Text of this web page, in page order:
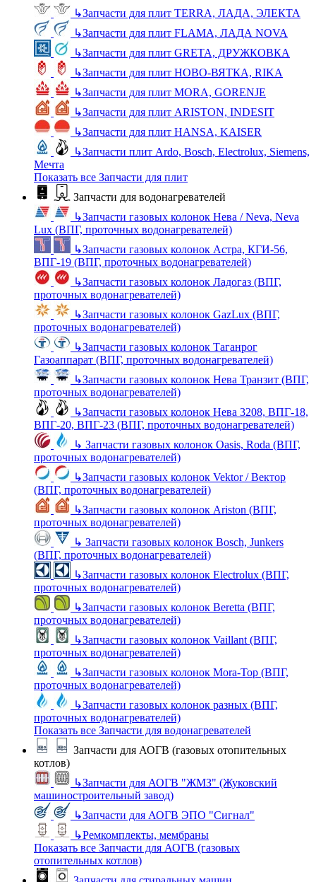
↳Запчасти для плит TERRA, ЛАДА, ЭЛЕКТА
↳Запчасти для плит FLAMA, ЛАДА NOVA
↳Запчасти для плит GRETA, ДРУЖКОВКА
↳Запчасти для плит НОВО-ВЯТКА, RIKA
↳Запчасти для плит MORA, GORENJE
↳Запчасти для плит ARISTON, INDESIT
↳Запчасти для плит HANSA, KAISER
↳Запчасти плит Ardo, Bosch, Electrolux, Siemens,
Мечта
Показать все Запчасти для плит
Запчасти для водонагревателей
↳Запчасти газовых колонок Нева / Neva, Neva
Lux (ВПГ, проточных водонагревателей)
↳Запчасти газовых колонок Астра, КГИ-56,
ВПГ-19 (ВПГ, проточных водонагревателей)
↳Запчасти газовых колонок Ладогаз (ВПГ,
проточных водонагревателей)
↳Запчасти газовых колонок GazLux (ВПГ,
проточных водонагревателей)
↳Запчасти газовых колонок Таганрог
Газоаппарат (ВПГ, проточных водонагревателей)
↳Запчасти газовых колонок Нева Транзит (ВПГ,
проточных водонагревателей)
↳Запчасти газовых колонок Нева 3208, ВПГ-18,
ВПГ-20, ВПГ-23 (ВПГ, проточных водонагревателей)
↳ Запчасти газовых колонок Oasis, Roda (ВПГ,
проточных водонагревателей)
↳Запчасти газовых колонок Vektor / Вектор
(ВПГ, проточных водонагревателей)
↳Запчасти газовых колонок Ariston (ВПГ,
проточных водонагревателей)
↳ Запчасти газовых колонок Bosch, Junkers
(ВПГ, проточных водонагревателей)
↳Запчасти газовых колонок Electrolux (ВПГ,
проточных водонагревателей)
↳Запчасти газовых колонок Beretta (ВПГ,
проточных водонагревателей)
↳Запчасти газовых колонок Vaillant (ВПГ,
проточных водонагревателей)
↳Запчасти газовых колонок Mora-Top (ВПГ,
проточных водонагревателей)
↳Запчасти газовых колонок разных (ВПГ,
проточных водонагревателей)
Показать все Запчасти для водонагревателей
Запчасти для АОГВ (газовых отопительных
котлов)
↳Запчасти для АОГВ "ЖМЗ" (Жуковский
машиностроительный завод)
↳Запчасти для АОГВ ЭПО "Сигнал"
↳Ремкомплекты, мембраны
Показать все Запчасти для АОГВ (газовых
отопительных котлов)